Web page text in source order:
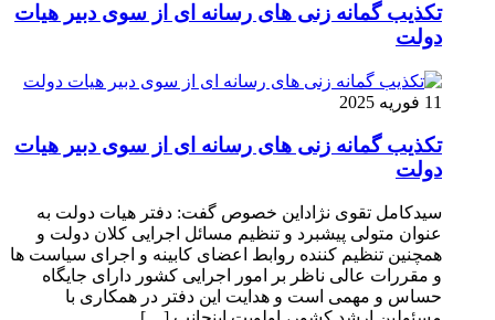
تکذیب گمانه زنی های رسانه ای از سوی دبیر هیات
دولت
11 فوریه 2025
تکذیب گمانه زنی های رسانه ای از سوی دبیر هیات
دولت
سیدکامل تقوی نژاداین خصوص گفت: دفتر هیات دولت به
عنوان متولی پیشبرد و تنظیم مسائل اجرایی کلان دولت و
همچنین تنظیم کننده روابط اعضای کابینه و اجرای سیاست ها
و مقررات عالی ناظر بر امور اجرایی کشور دارای جایگاه
حساس و مهمی است و هدایت این دفتر در همکاری با